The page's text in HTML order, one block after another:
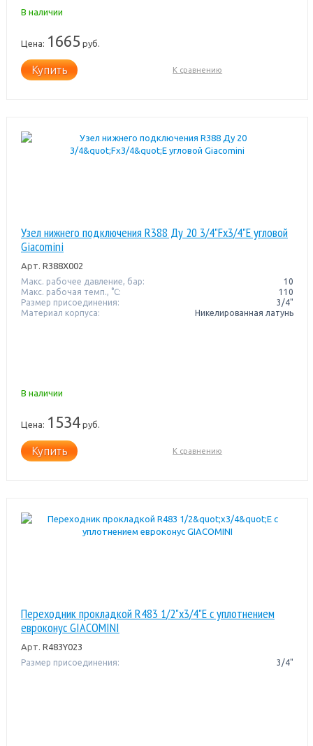
В наличии
Цена: 1665 руб.
Купить К сравнению
Узел нижнего подключения R388 Ду 20 3/4"Fx3/4"E угловой
Giacomini
Арт. R388X002
Макс. рабочее давление, бар:
10
Макс. рабочая темп., °С:
110
Размер присоединения:
3/4"
Материал корпуса:
Никелированная латунь
В наличии
Цена: 1534руб.
Купить К сравнению
Переходник прокладкой R483 1/2"x3/4"Е с уплотнением
евроконус GIACOMINI
Арт. R483Y023
Размер присоединения: 3/4"